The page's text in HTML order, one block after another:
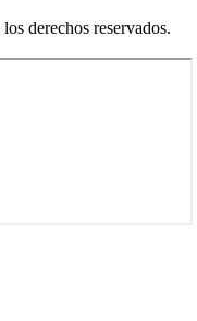
derechos reservados.